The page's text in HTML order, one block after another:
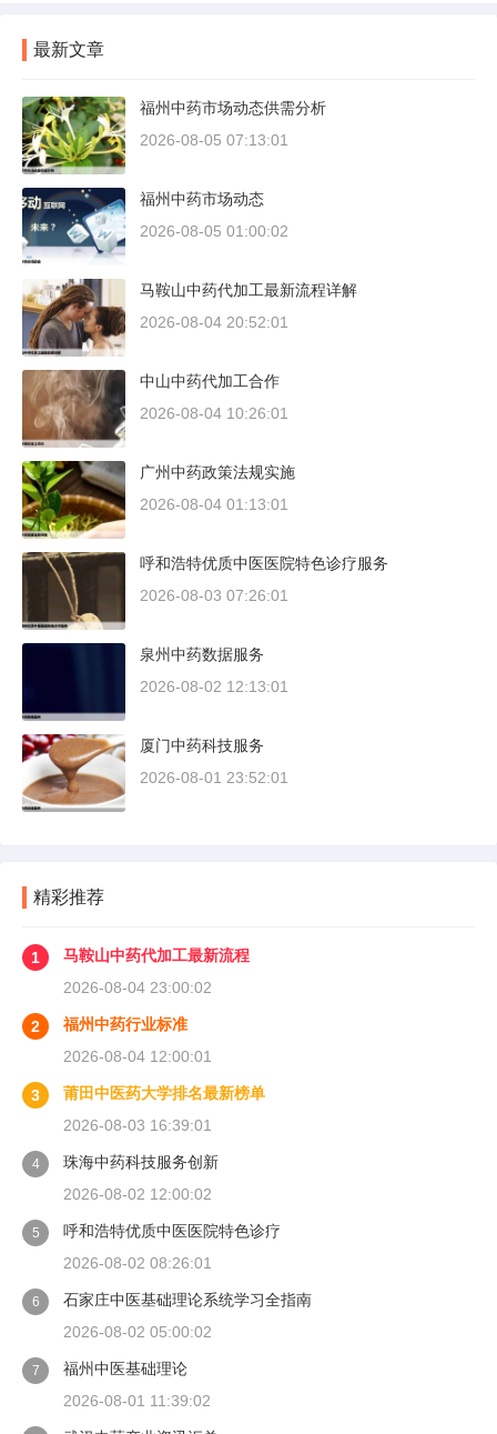
最新文章
福州中药市场动态供需分析
2026-08-05 07:13:01
福州中药市场动态
2026-08-05 01:00:02
马鞍山中药代加工最新流程详解
2026-08-04 20:52:01
中山中药代加工合作
2026-08-04 10:26:01
广州中药政策法规实施
2026-08-04 01:13:01
呼和浩特优质中医医院特色诊疗服务
2026-08-03 07:26:01
泉州中药数据服务
2026-08-02 12:13:01
厦门中药科技服务
2026-08-01 23:52:01
精彩推荐
1
马鞍山中药代加工最新流程
2026-08-04 23:00:02
2
福州中药行业标准
2026-08-04 12:00:01
3
莆田中医药大学排名最新榜单
2026-08-03 16:39:01
4
珠海中药科技服务创新
2026-08-02 12:00:02
5
呼和浩特优质中医医院特色诊疗
2026-08-02 08:26:01
6
石家庄中医基础理论系统学习全指南
2026-08-02 05:00:02
7
福州中医基础理论
2026-08-01 11:39:02